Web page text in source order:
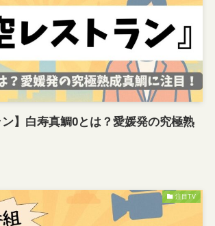
ン】白寿真鯛0とは？愛媛発の究極熟
注目TV